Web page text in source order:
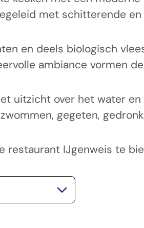
met schitterende
en deels biologisch
ambiance vormen
uitzicht over het water
gegeten,
restaurant IJgenweis te